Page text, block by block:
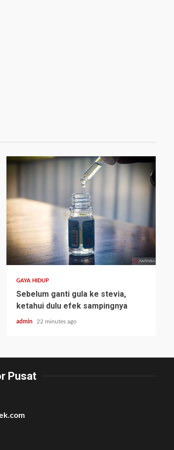
GAYA HIDUP
Sebelum ganti gula ke stevia,
ketahui dulu efek sampingnya
admin 22 minutes ago
Pusat